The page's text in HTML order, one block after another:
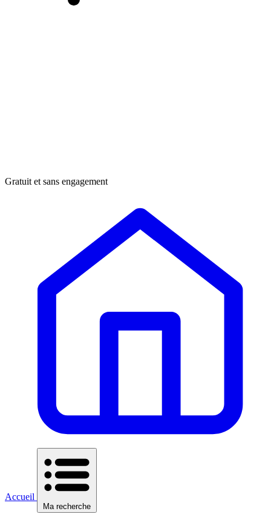
Gratuit et sans engagement
Accueil
Ma recherche